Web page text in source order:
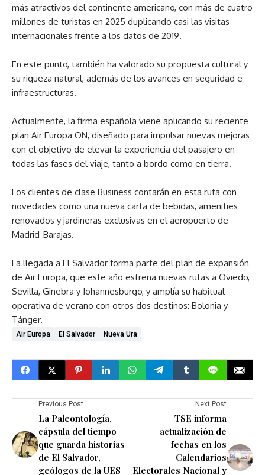
más atractivos del continente americano, con más de cuatro
millones de turistas en 2025 duplicando casi las visitas
internacionales frente a los datos de 2019.
En este punto, también ha valorado su propuesta cultural y
su riqueza natural, además de los avances en seguridad e
infraestructuras.
Actualmente, la firma española viene aplicando su reciente
plan Air Europa ON, diseñado para impulsar nuevas mejoras
con el objetivo de elevar la experiencia del pasajero en
todas las fases del viaje, tanto a bordo como en tierra.
Los clientes de clase Business contarán en esta ruta con
novedades como una nueva carta de bebidas, amenities
renovados y jardineras exclusivas en el aeropuerto de
Madrid-Barajas.
La llegada a El Salvador forma parte del plan de expansión
de Air Europa, que este año estrena nuevas rutas a Oviedo,
Sevilla, Ginebra y Johannesburgo, y amplía su habitual
operativa de verano con otros dos destinos: Bolonia y
Tánger.
Air Europa El Salvador Nueva Ura
Previous Post
La Paleontología,
cápsula del tiempo
que guarda historias
de El Salvador,
geólogos de la UES
Next Post
TSE informa
actualización de
fechas en los
Calendarios
Electorales Nacional y